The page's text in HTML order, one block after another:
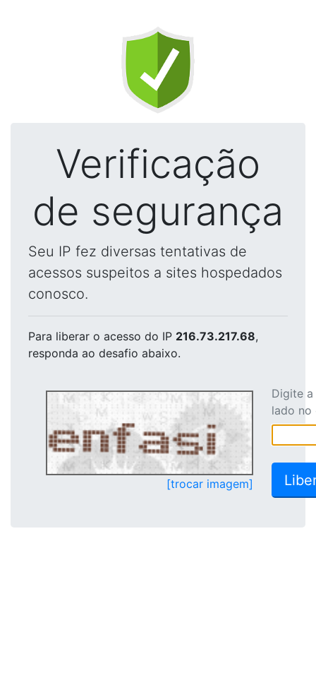
Verificação
de segurança
Seu IP fez diversas tentativas de
acessos suspeitos a sites hospedados
conosco.
Para liberar o acesso do IP 216.73.217.68,
responda ao desafio abaixo.
[trocar imagem]
Digite
lado no